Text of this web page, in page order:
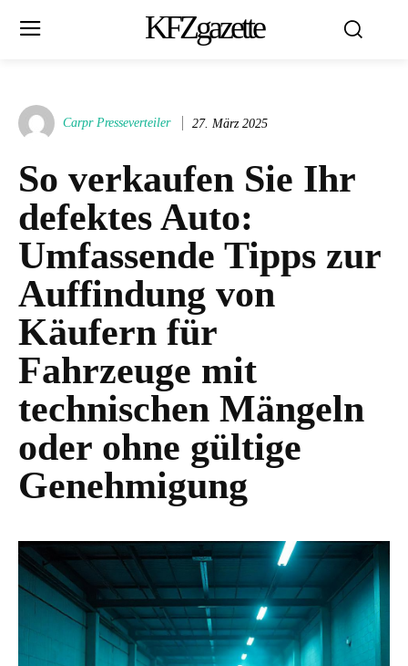
KFZgazette
Carpr Presseverteiler 27. März 2025
So verkaufen Sie Ihr
defektes Auto:
Umfassende Tipps zur
Auffindung von
Käufern für
Fahrzeuge mit
technischen Mängeln
oder ohne gültige
Genehmigung